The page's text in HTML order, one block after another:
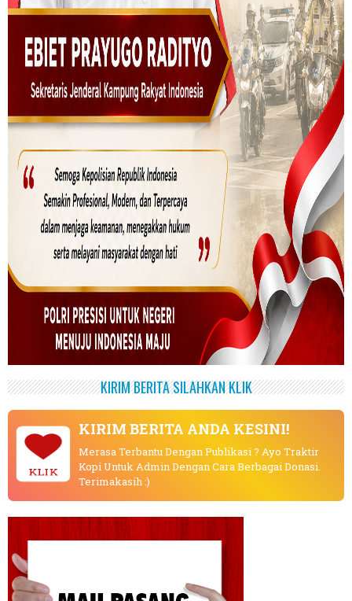
KIRIM BERITA SILAHKAN KLIK
KLIK
KIRIM BERITA ANDA KESINI!
Merasa Terbantu Dengan Publikasi ? Ayo Traktir
Kopi Untuk Admin Dengan Cara Berbagai Donasi.
Terimakasih :)